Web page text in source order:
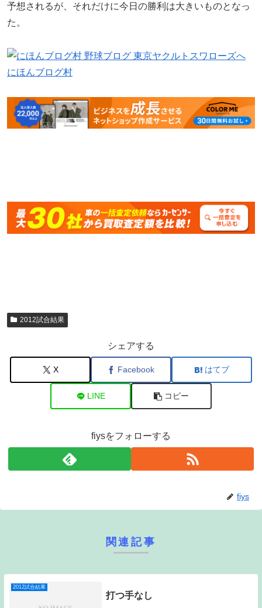
予想されるが、それだけに今日の勝利は大きいものとなっ
た。
にほんブログ村
2012試合結果
シェアする
X Facebook はてブ
LINE コピー
fiysをフォローする
fiys
関連記事
2012試合結果
打つ手なし